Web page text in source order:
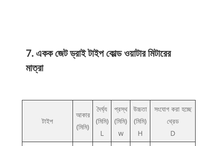
7. একক জেট ড্রাই টাইপ কোল্ড ওয়াটার মিটারের
মাত্রা
টাইপ
আকার
(মিমি)
দৈর্ঘ্য
(মিমি)
L
প্রস্থ
(মিমি)
w
উচ্চতা
(মিমি)
H
সংযোগ করা হচ্ছে
থ্রেড
D